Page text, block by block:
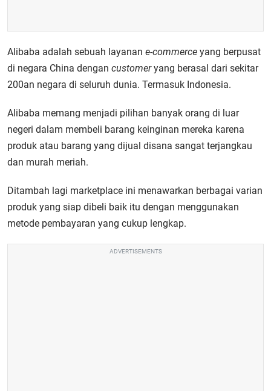
Alibaba adalah sebuah layanan e-commerce yang berpusat
di negara China dengan customeryang berasal dari sekitar
200an negara di seluruh dunia. Termasuk Indonesia.
Alibaba memang menjadi pilihan banyak orang di luar
negeri dalam membeli barang keinginan mereka karena
produk atau barang yang dijual disana sangat terjangkau
dan murah meriah.
Ditambah lagi marketplace ini menawarkan berbagai varian
produk yang siap dibeli baik itu dengan menggunakan
metode pembayaran yang cukup lengkap.
ADVERTISEMENTS